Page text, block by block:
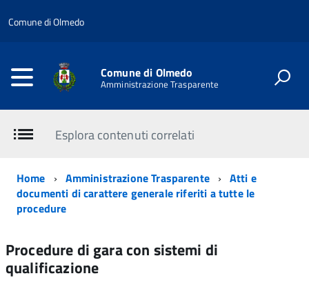
Comune di Olmedo
Comune di Olmedo
Amministrazione Trasparente
Esplora contenuti correlati
Home Amministrazione Trasparente
Atti e
documenti di carattere generale riferiti a tutte le
procedure
Procedure di gara con sistemi di
qualificazione